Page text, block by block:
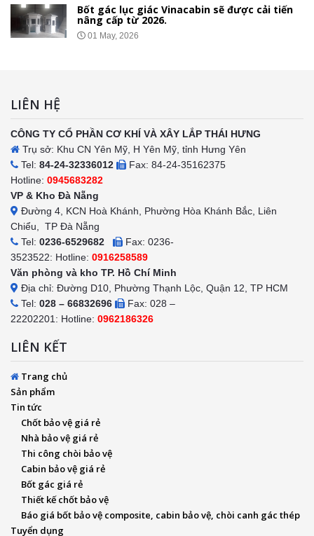
Bốt gác lục giác Vinacabin sẽ được cải tiến
nâng cấp từ 2026.
01 May, 2026
LIÊN HỆ
CÔNG TY CỔ PHẦN CƠ KHÍ VÀ XÂY LẮP THÁI HƯNG
Trụ sở: Khu CN Yên Mỹ, H Yên Mỹ, tỉnh Hưng Yên
Tel: 84-24-32336012
Fax: 84-24-35162375
Hotline: 0945683282
VP & Kho Đà Nẵng
Đường 4, KCN Hoà Khánh, Phường Hòa Khánh Bắc, Liên
Chiểu, TP Đà Nẵng
Tel: 0236-6529682
Fax: 0236-
3523522: Hotline: 0916258589
Văn phòng và kho TP. Hồ Chí Minh
Địa chỉ: Đường D10, Phường Thạnh Lộc, Quận 12, TP HCM
Tel: 028 – 66832696
Fax: 028 –
22202201: Hotline: 0962186326
LIÊN KẾT
Trang chủ
Sản phẩm
Tin tức
Chốt bảo vệ giá rẻ
Nhà bảo vệ giá rẻ
Thi công chòi bảo vệ
Cabin bảo vệ giá rẻ
Bốt gác giá rẻ
Thiết kế chốt bảo vệ
Báo giá bốt bảo vệ composite, cabin bảo vệ, chòi canh gác thép
Tuyển dụng